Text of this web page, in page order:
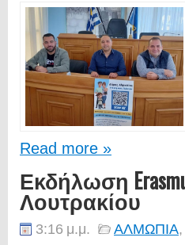
Read more »
Εκδήλωση
Λουτρακίου
3:16 μ.μ. ΑΛΜΩΠΙΑ,